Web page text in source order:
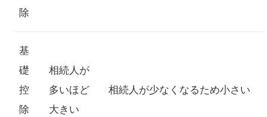
除
基
礎
控
除
相続人が
多いほど
大きい
相続人が少なくなるため小さい